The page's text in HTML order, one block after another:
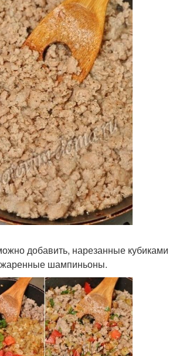
добавить, нарезанные кубиками
шампиньоны.